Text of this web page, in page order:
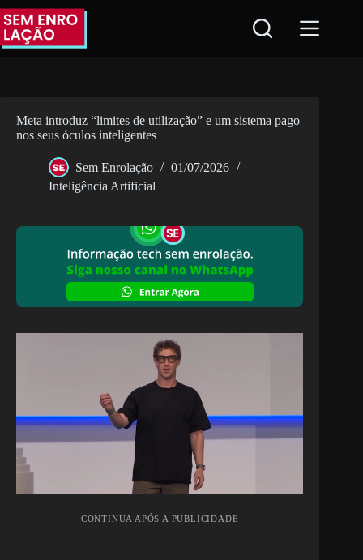
Pular
para
conteúdo
Meta introduz “limites de utilização” e um sistema pago
nos seus óculos inteligentes
Sem Enrolação
01/07/2026
Inteligência Artificial
CONTINUA APÓS A PUBLICIDADE